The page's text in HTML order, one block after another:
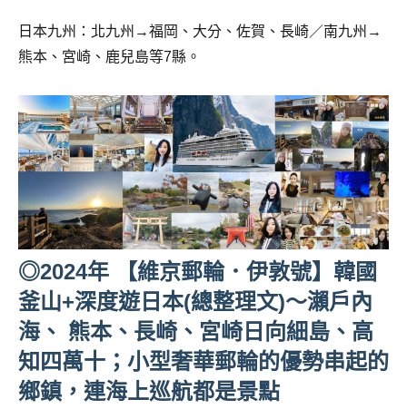
FANG
絲
主
旅
遊、
達
人
帶
路、
旅
遊
節
目
來
賓、
News
金
日本九州：北九州→福岡、大分、佐賀、長崎／南九州→
熊本、宮崎、鹿兒島等7縣。
◎2024年 【維京郵輪．伊敦號】韓國
釜山+深度遊⽇本(總整理文)～瀨⼾內
海、 熊本、長崎、宮崎日向細島、高
知四萬⼗；小型奢華郵輪的優勢串起的
鄉鎮，連海上巡航都是景點